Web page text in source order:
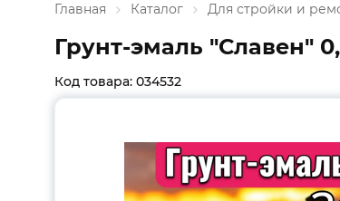
Главная Каталог Для стройки и
Грунт-эмаль "Славен"
Код товара: 034532